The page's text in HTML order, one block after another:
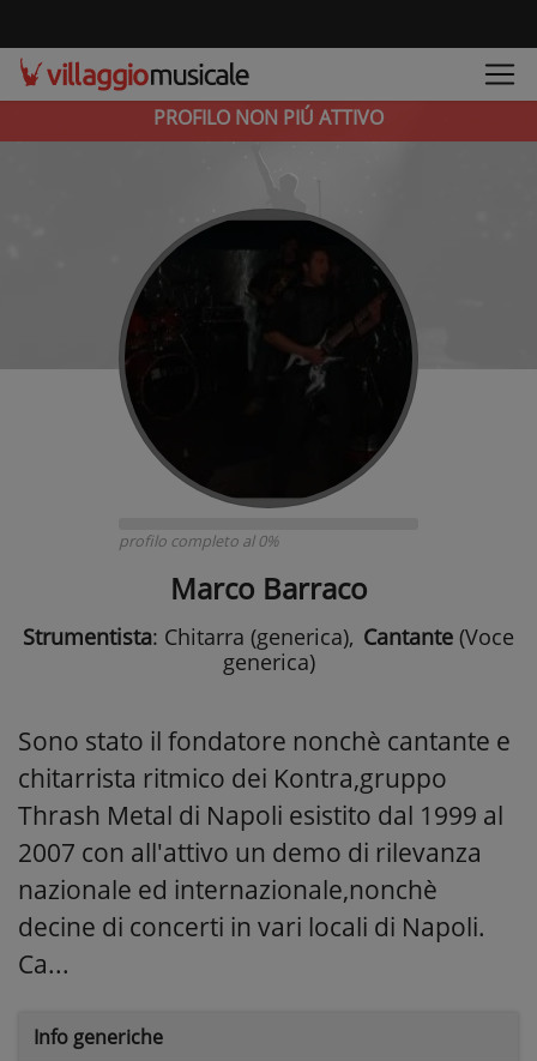
PROFILO NON PIÚ ATTIVO
profilo completo al 0%
Marco Barraco
Strumentista: Chitarra (generica), Cantante (Voce
generica)
Sono stato il fondatore nonchè cantante e
chitarrista ritmico dei Kontra,gruppo
Thrash Metal di Napoli esistito dal 1999 al
2007 con all'attivo un demo di rilevanza
nazionale ed internazionale,nonchè
decine di concerti in vari locali di Napoli.
Ca...
Info generiche